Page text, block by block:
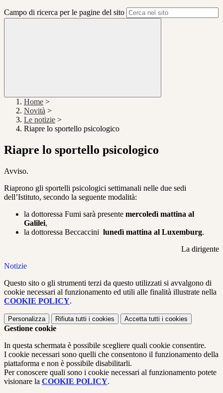
Campo di ricerca per le pagine del sito
Home >
Novità >
Le notizie >
Riapre lo sportello psicologico
Riapre lo sportello psicologico
Avviso.
Riaprono gli sportelli psicologici settimanali nelle due sedi
dell’Istituto, secondo la seguente modalità:
la dottoressa Fumi sarà presente mercoledì mattina al
Galilei,
la dottoressa Beccaccini lunedì mattina al Luxemburg.
La dirigente
Notizie
Questo sito o gli strumenti terzi da questo utilizzati si avvalgono di
cookie necessari al funzionamento ed utili alle finalità illustrate nella
COOKIE POLICY.
Personalizza Rifiuta tutti i cookies Accetta tutti i cookies
Gestione cookie
In questa schermata è possibile scegliere quali cookie consentire.
I cookie necessari sono quelli che consentono il funzionamento della
piattaforma e non è possibile disabilitarli.
Per conoscere quali sono i cookie necessari al funzionamento potete
visionare la COOKIE POLICY.